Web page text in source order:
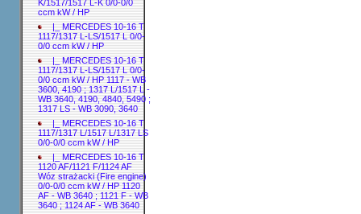
K/1517/1517 L-K 0/0-0/0
ccm kW / HP
|_ MERCEDES 10-16 T
1117/1317 L-LS/1517 L 0/0-
0/0 ccm kW / HP
|_ MERCEDES 10-16 T
1117/1317 L-LS/1517 L 0/0-
0/0 ccm kW / HP 1117 - WB
3600, 4190 ; 1317 L/1517 L -
WB 3640, 4190, 4840, 5490 ;
1317 LS - WB 3090, 3640
|_ MERCEDES 10-16 T
1117/1317 L/1517 L/1317 LS
0/0-0/0 ccm kW / HP
|_ MERCEDES 10-16 T
1120 AF/1121 F/1124 AF
Wóz strażacki (Fire engine)
0/0-0/0 ccm kW / HP 1120
AF - WB 3640 ; 1121 F - WB
3640 ; 1124 AF - WB 3640